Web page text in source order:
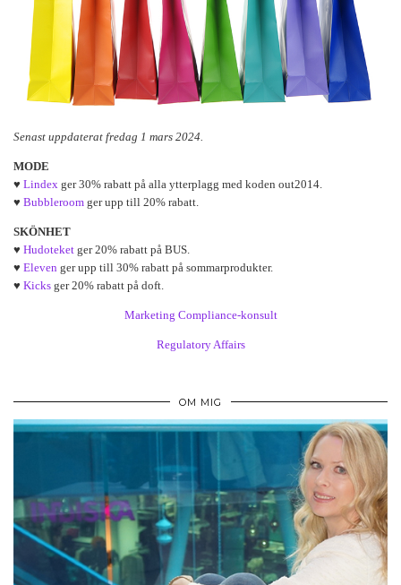
Senast uppdaterat fredag 1 mars 2024.
MODE
♥ Lindex ger 30% rabatt på alla ytterplagg med koden out2014.
♥ Bubbleroom ger upp till 20% rabatt.
SKÖNHET
♥ Hudoteket ger 20% rabatt på BUS.
♥ Eleven ger upp till 30% rabatt på sommarprodukter.
♥ Kicks ger 20% rabatt på doft.
Marketing Compliance-konsult
Regulatory Affairs
OM MIG